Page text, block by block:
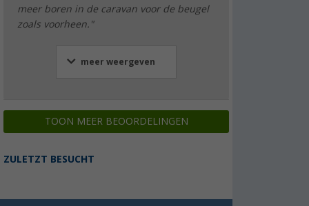
meer boren in de caravan voor de beugel
zoals voorheen."
meer weergeven
TOON MEER BEOORDELINGEN
ZULETZT BESUCHT